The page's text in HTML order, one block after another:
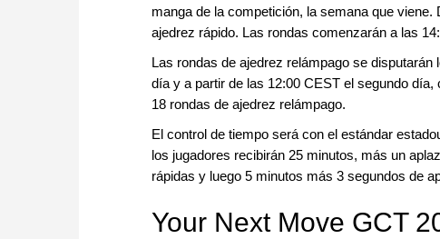
manga de la competición, la semana que
ajedrez rápido. Las rondas comenzarán a las
Las rondas de ajedrez relámpago se
día y a partir de las 12:00 CEST el segundo
18 rondas de ajedrez relámpago.
El control de tiempo será con el estándar
los jugadores recibirán 25 minutos, más un
rápidas y luego 5 minutos más 3 segundos de
Your Next Move GCT